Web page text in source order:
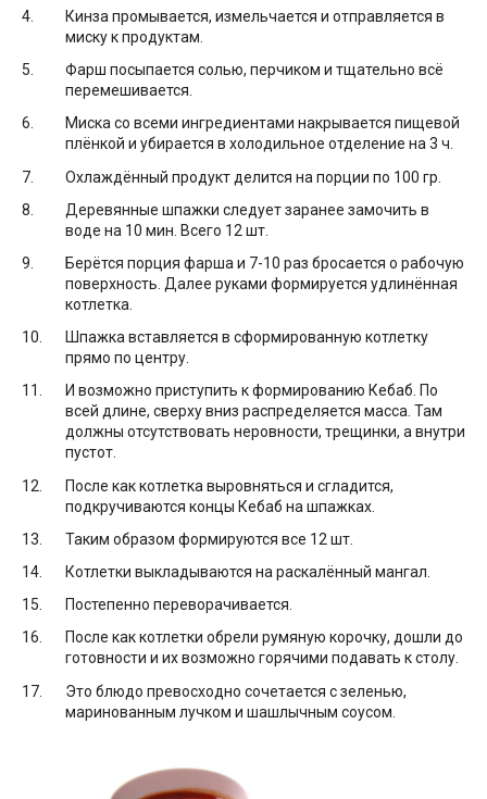
Кинза промывается, измельчается и отправляется в
миску к продуктам.
Фарш посыпается солью, перчиком и тщательно всё
перемешивается.
Миска со всеми ингредиентами накрывается пищевой
плёнкой и убирается в холодильное отделение на 3 ч.
Охлаждённый продукт делится на порции по 100 гр.
Деревянные шпажки следует заранее замочить в
воде на 10 мин. Всего 12 шт.
Берётся порция фарша и 7-10 раз бросается о рабочую
поверхность. Далее руками формируется удлинённая
котлетка.
Шпажка вставляется в сформированную котлетку
прямо по центру.
И возможно приступить к формированию Кебаб. По
всей длине, сверху вниз распределяется масса. Там
должны отсутствовать неровности, трещинки, а внутри
пустот.
После как котлетка выровняться и сгладится,
подкручиваются концы Кебаб на шпажках.
Таким образом формируются все 12 шт.
Котлетки выкладываются на раскалённый мангал.
Постепенно переворачивается.
После как котлетки обрели румяную корочку, дошли до
готовности и их возможно горячими подавать к столу.
Это блюдо превосходно сочетается с зеленью,
маринованным лучком и шашлычным соусом.